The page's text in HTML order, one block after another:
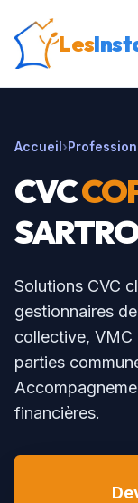
Les
Accueil›
CVC
Solutions CVC
gestionnaires
collective, VMC
parties
financières.